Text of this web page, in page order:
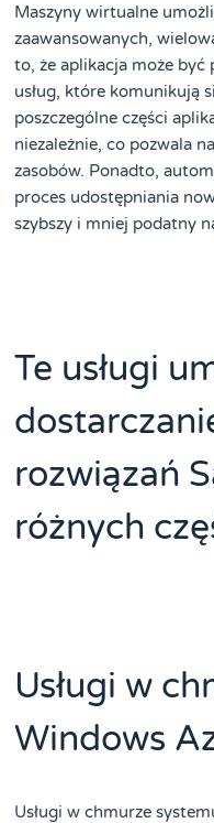
Maszyny wirtualne
zaawansowanych,
to, że aplikacja może być
usług, które komunikują
poszczególne części
niezależnie, co pozwala
zasobów. Ponadto,
proces udostępniania
szybszy i mniej podatny
Te usługi
rozwiązań
różnych
Usługi w
Windows
Usługi w chmurze